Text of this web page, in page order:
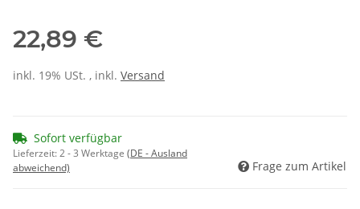
22,89 €
inkl. 19% USt. , inkl. Versand
Sofort verfügbar
Lieferzeit:2 - 3 Werktage (DE - Ausland
abweichend)
Frage zum Artikel